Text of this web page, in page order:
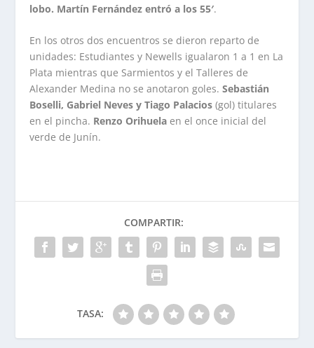
lobo. Martín Fernández entró a los 55′.
En los otros dos encuentros se dieron reparto de
unidades: Estudiantes y Newells igualaron 1 a 1 en La
Plata mientras que Sarmientos y el Talleres de
Alexander Medina no se anotaron goles.Sebastián
Boselli, Gabriel Neves y Tiago Palacios (gol) titulares
en el pincha. Renzo Orihuela en el once inicial del
verde de Junín.
COMPARTIR:
TASA: